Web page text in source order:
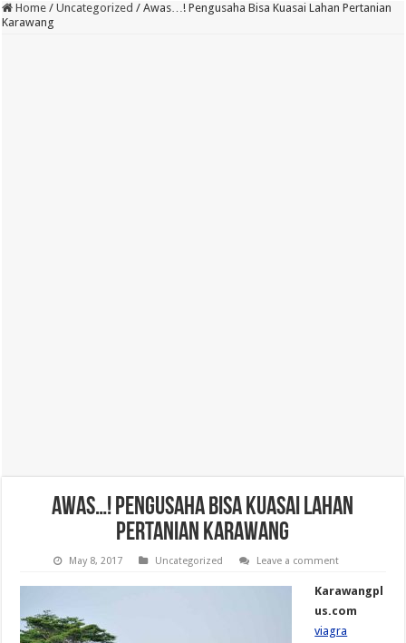
Home / Uncategorized / Awas…! Pengusaha Bisa Kuasai Lahan Pertanian
Karawang
Awas…! Pengusaha Bisa Kuasai Lahan
Pertanian Karawang
May 8, 2017 Uncategorized Leave a comment
Karawangpl
us.com
viagra